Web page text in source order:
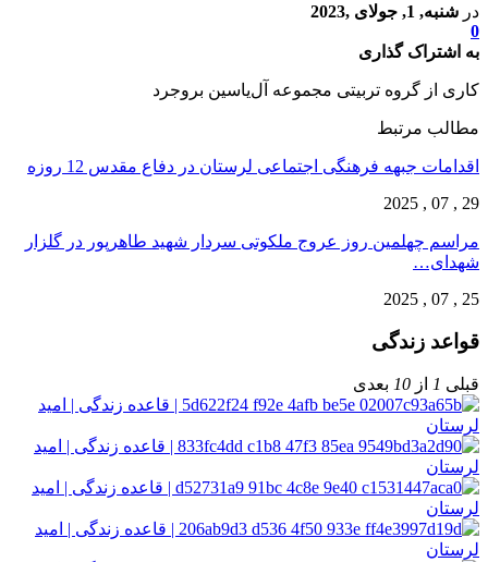
در شنبه, 1, جولای ,2023
0
به اشتراک گذاری
کاری از گروه تربیتی مجموعه آل‌یاسین بروجرد
مطالب مرتبط
اقدامات جبهه فرهنگی اجتماعی لرستان در دفاع مقدس 12 روزه
29 , 07 , 2025
مراسم چهلمین روز عروج ملکوتی سردار شهید طاهرپور در گلزار
شهدای…
25 , 07 , 2025
قواعد زندگی
قبلی 1 از 10 بعدی